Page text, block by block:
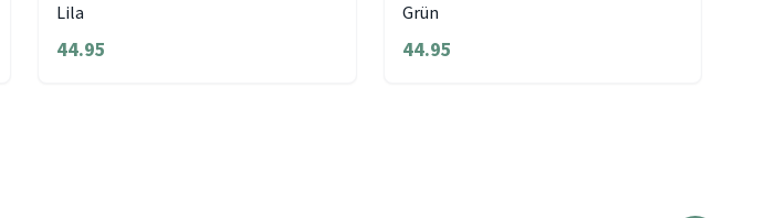
Lila
44.95
Grün
44.95